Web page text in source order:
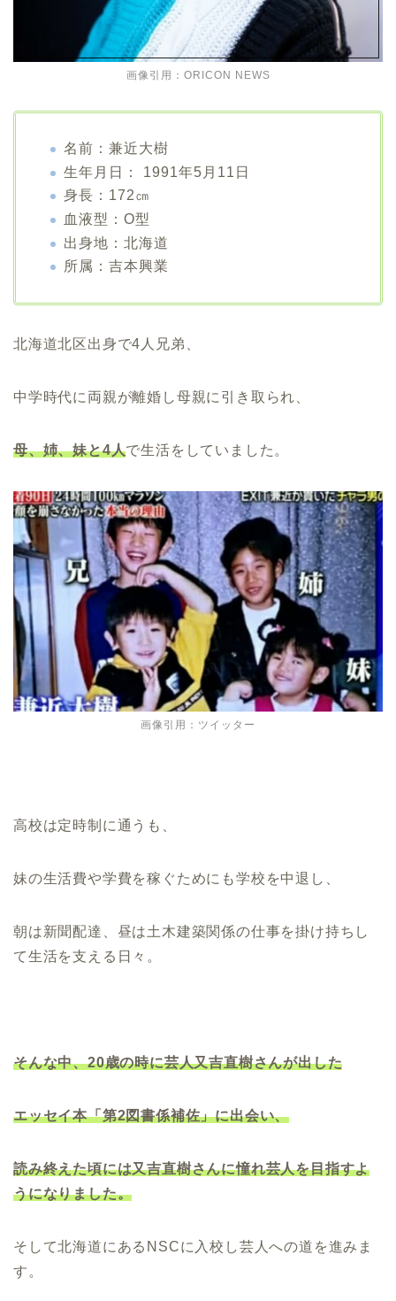
画像引用：ORICON NEWS
名前：兼近大樹
生年月日： 1991年5月11日
身長：172㎝
血液型：O型
出身地：北海道
所属：吉本興業
北海道北区出身で4人兄弟、
中学時代に両親が離婚し母親に引き取られ、
母、姉、妹と4人で生活をしていました。
画像引用：ツイッター
高校は定時制に通うも、
妹の生活費や学費を稼ぐためにも学校を中退し、
朝は新聞配達、昼は土木建築関係の仕事を掛け持ちし
て生活を支える日々。
そんな中、20歳の時に芸人又吉直樹さんが出した
エッセイ本「第2図書係補佐」に出会い、
読み終えた頃には又吉直樹さんに憧れ芸人を目指すよ
うになりました。
そして北海道にあるNSCに入校し芸人への道を進みま
す。